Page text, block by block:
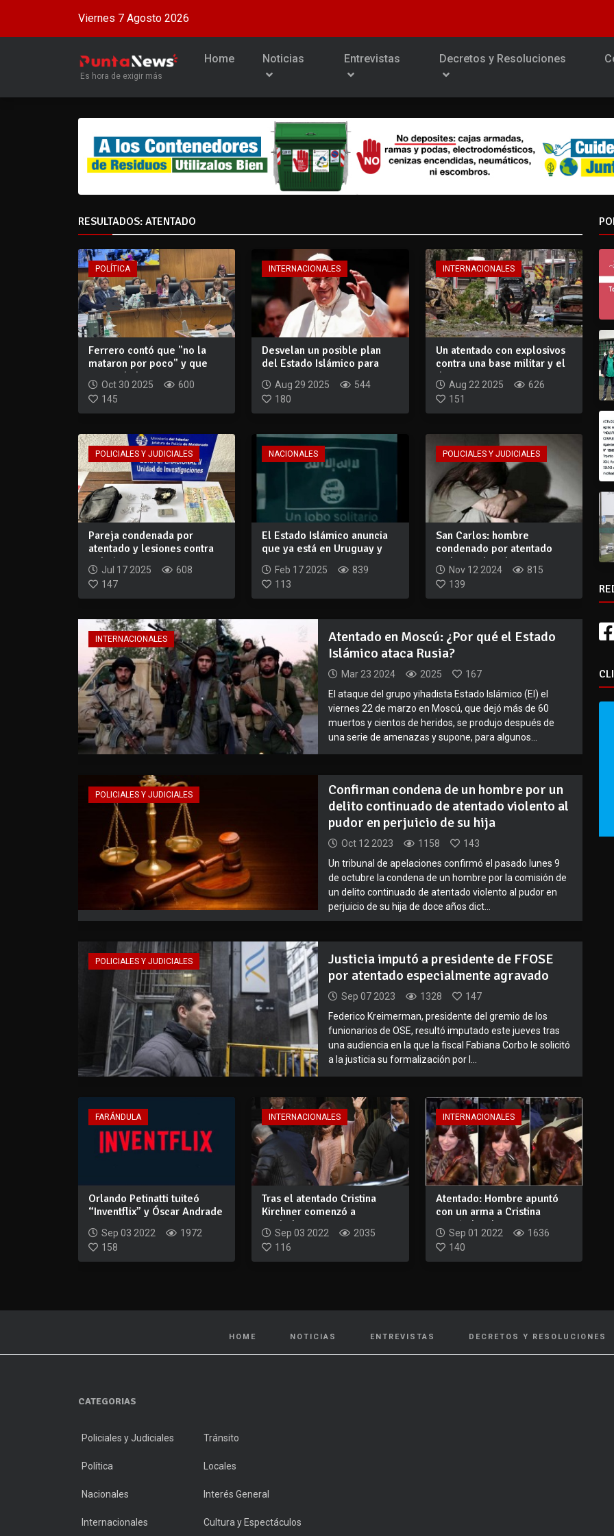
Viernes 7 Agosto 2026
Es hora de exigir más
Home Noticias Entrevistas Decretos y Resoluciones
RESULTADOS: ATENTADO
POLÍTICA
Ferrero contó que "no la
mataron por poco" y que
restos de l...
Oct 30 2025
600
145
INTERNACIONALES
Desvelan un posible plan
del Estado Islámico para
Aug 29 2025
544
180
INTERNACIONALES
Un atentado con explosivos
contra una base militar y el
derr...
Aug 22 2025
626
151
POLICIALES Y JUDICIALES
Pareja condenada por
atentado y lesiones contra
policías
Jul 17 2025
608
147
NACIONALES
El Estado Islámico anuncia
que ya está en Uruguay y
Feb 17 2025
839
113
POLICIALES Y JUDICIALES
San Carlos: hombre
condenado por atentado
violento al pudor...
Nov 12 2024
815
139
INTERNACIONALES
Atentado en Moscú: ¿Por qué el Estado
Islámico ataca Rusia?
Mar 23 2024 2025
167
El ataque del grupo yihadista Estado Islámico (EI) el
viernes 22 de marzo en Moscú, que dejó más de 60
muertos y cientos de heridos, se produjo después de
una serie de amenazas y supone, para algunos...
POLICIALES Y JUDICIALES
Confirman condena de un hombre por un
delito continuado de atentado violento al
pudor en perjuicio de su hija
Oct 12 2023 1158
143
Un tribunal de apelaciones confirmó el pasado lunes 9
de octubre la condena de un hombre por la comisión de
un delito continuado de atentado violento al pudor en
perjuicio de su hija de doce años dict...
POLICIALES Y JUDICIALES
Justicia imputó a presidente de FFOSE
por atentado especialmente agravado
Sep 07 2023 1328
147
Federico Kreimerman, presidente del gremio de los
funionarios de OSE, resultó imputado este jueves tras
una audiencia en la que la fiscal Fabiana Corbo le solicitó
a la justicia su formalización por l...
FARÁNDULA
Orlando Petinatti tuiteó
“Inventflix” y Óscar Andrade
Sep 03 2022
1972
158
INTERNACIONALES
Tras el atentado Cristina
Kirchner comenzó a
trasladarse en...
Sep 03 2022
2035
116
INTERNACIONALES
Atentado: Hombre apuntó
con un arma a Cristina
Fernández de...
Sep 01 2022
1636
140
HOME NOTICIAS ENTREVISTAS DECRETOS Y RESOLUCIONES
CATEGORIAS
Policiales y Judiciales Tránsito
Política Locales
Nacionales Interés General
Internacionales Cultura y Espectáculos